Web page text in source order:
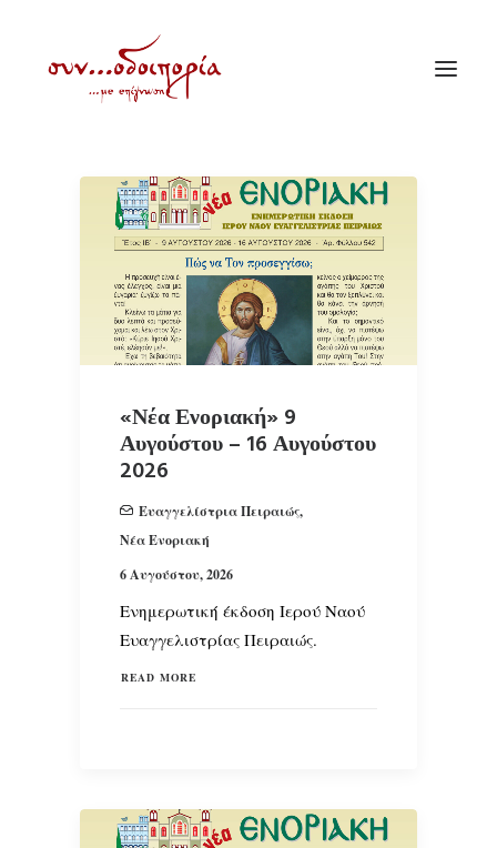
ΘΕΜΑΤΟΛΟΓΙΑ
ΑΝΑΚΟΙΝΩΣΕΙΣ
ΕΝΟΡΙΑ ΕΝ ΔΡΑΣΕΙ
ΕΥΑΓΓΕΛΙΣΤΡΙΑ ΠΕΙΡΑΙΏΣ
ΠΑΛΑΙΑ ΣΥΝΟΔΟΙΠΟΡΙΑ
ΕΠΙΚΟΙΝΩΝΙΑ
«Νέα Ενοριακή» 9
Αυγούστου – 16 Αυγούστου
2026
Ευαγγελίστρια Πειραιώς,
Νέα Ενοριακή
6 Αυγούστου, 2026
Ενημερωτική έκδοση Ιερού Ναού
Ευαγγελιστρίας Πειραιώς.
READ MORE